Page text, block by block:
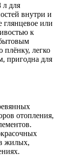
л для
внутри и
глянцевое или
к
плёнку, легко
пригодна для
отопления,
жилых,